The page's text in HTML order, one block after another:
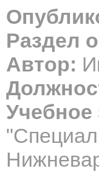
Раздел
Автор:
Учебное